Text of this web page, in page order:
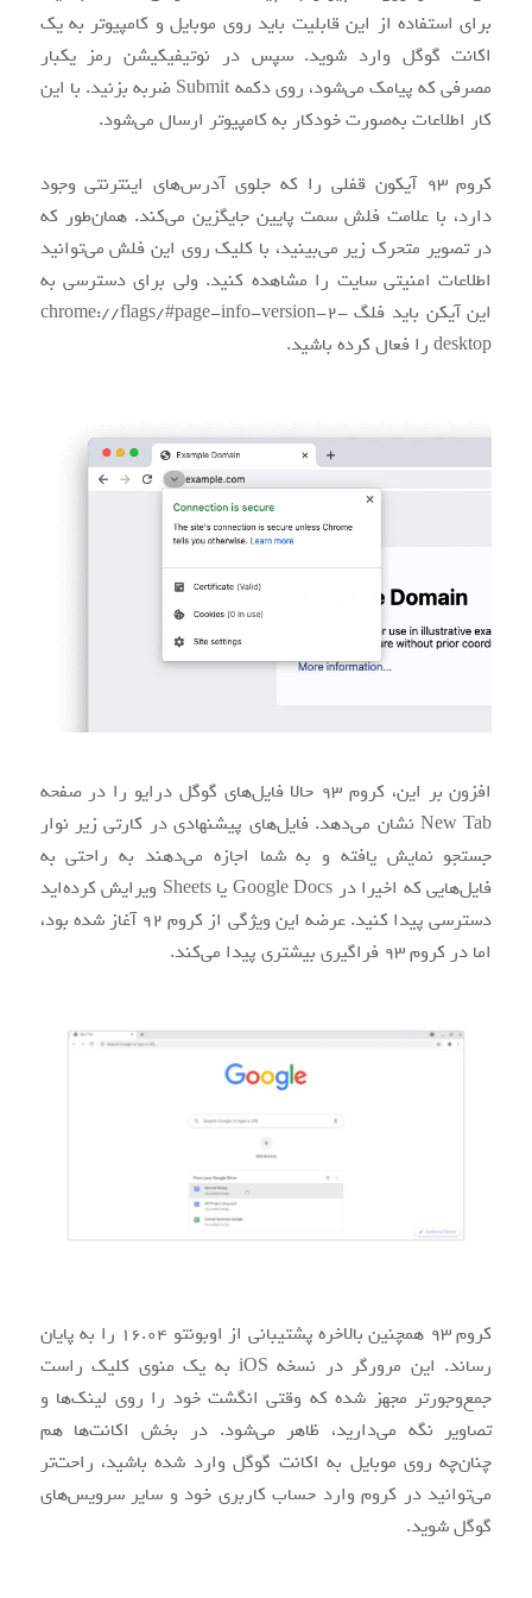
برای استفاده از این قابلیت باید روی موبایل و کامپیوتر به یک
اکانت گوگل وارد شوید. سپس در نوتیفیکیشن رمز یکبار
مصرفی که پیامک می‌شود، روی دکمه Submit ضربه بزنید. با این
کار اطلاعات به‌صورت خودکار به کامپیوتر ارسال می‌شود.
کروم ۹۳ آیکون قفلی را که جلوی آدرس‌های اینترنتی وجود
دارد، با علامت فلش سمت پایین جایگزین می‌کند. همان‌طور که
در تصویر متحرک زیر می‌بینید، با کلیک روی این فلش می‌توانید
اطلاعات امنیتی سایت را مشاهده کنید. ولی برای دسترسی به
این آیکن باید فلگ chrome://flags/#page-info-version-2-
desktop را فعال کرده باشید.
افزون بر این، کروم ۹۳ حالا فایل‌های گوگل درایو را در صفحه
New Tab نشان می‌دهد. فایل‌های پیشنهادی در کارتی زیر نوار
جستجو نمایش یافته و به شما اجازه می‌دهند به راحتی به
فایل‌هایی که اخیرا در Google Docs یا Sheets ویرایش کرده‌اید
دسترسی پیدا کنید. عرضه این ویژگی از کروم ۹۲ آغاز شده بود،
اما در کروم ۹۳ فراگیری بیشتری پیدا می‌کند.
کروم ۹۳ همچنین بالاخره پشتیبانی از اوبونتو ۱۶.۰۴ را به پایان
رساند. این مرورگر در نسخه iOS به یک منوی کلیک راست
جمع‌وجورتر مجهز شده که وقتی انگشت خود را روی لینک‌ها و
تصاویر نگه می‌دارید، ظاهر می‌شود. در بخش اکانت‌ها هم
چنان‌چه روی موبایل به اکانت گوگل وارد شده باشید، راحت‌تر
می‌توانید در کروم وارد حساب کاربری خود و سایر سرویس‌های
گوگل شوید.